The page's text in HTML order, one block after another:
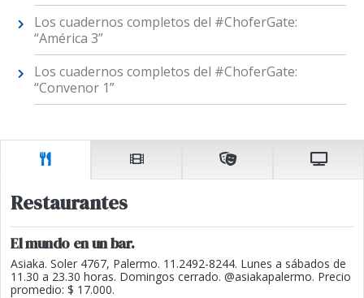
Los cuadernos completos del #ChoferGate:
“América 3”
Los cuadernos completos del #ChoferGate:
“Convenor 1”
Restaurantes
El mundo en un bar.
Asiaka. Soler 4767, Palermo. 11.2492-8244. Lunes a sábados de
11.30 a 23.30 horas. Domingos cerrado. @asiakapalermo. Precio
promedio: $ 17.000.